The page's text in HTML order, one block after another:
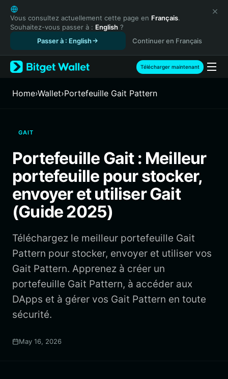
English
日本語
Tiếng Việt
Español (Latinoamérica)
Türkçe
Français
繁體中文
Bahasa Indonesia
ภาษาไทย
Español
Português (Brasil)
Vous consultez actuellement cette page en Français.
Souhaitez-vous passer à : English ?
Passer à : English
Continuer en Français
Télécharger maintenant
Home›Wallet›Portefeuille Gait Pattern
GAIT
Portefeuille Gait : Meilleur
portefeuille pour stocker,
envoyer et utiliser Gait
(Guide 2025)
Téléchargez le meilleur portefeuille Gait
Pattern pour stocker, envoyer et utiliser vos
Gait Pattern. Apprenez à créer un
portefeuille Gait Pattern, à accéder aux
DApps et à gérer vos Gait Pattern en toute
sécurité.
May 16, 2026